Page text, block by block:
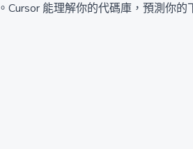
能理解你的代碼庫，預測你